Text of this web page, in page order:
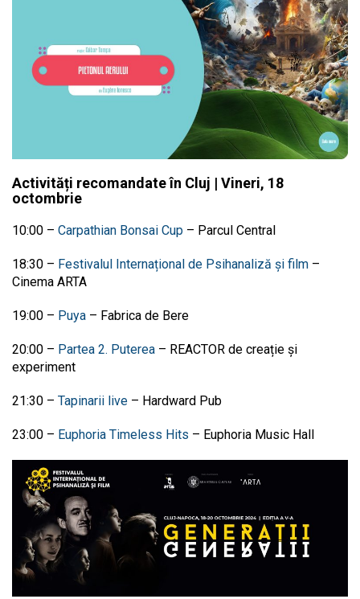
Activități recomandate în Cluj | Vineri, 18
octombrie
10:00 – Carpathian Bonsai Cup – Parcul Central
18:30 – Festivalul Internațional de Psihanaliză și film –
Cinema ARTA
19:00 – Puya – Fabrica de Bere
20:00 – Partea 2. Puterea – REACTOR de creație și
experiment
21:30 – Tapinarii live – Hardward Pub
23:00 – Euphoria Timeless Hits – Euphoria Music Hall